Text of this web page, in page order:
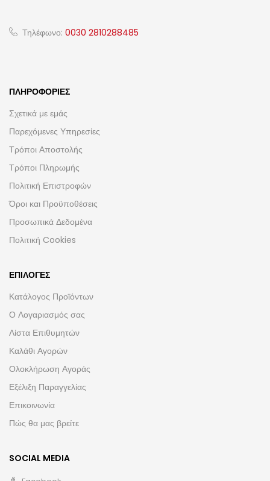
Τηλέφωνο: 0030 2810288485
ΠΛΗΡΟΦΟΡΊΕΣ
Σχετικά με εμάς
Παρεχόμενες Υπηρεσίες
Τρόποι Αποστολής
Τρόποι Πληρωμής
Πολιτική Επιστροφών
Όροι και Προϋποθέσεις
Προσωπικά Δεδομένα
Πολιτική Cookies
ΕΠΙΛΟΓΈΣ
Κατάλογος Προϊόντων
Ο Λογαριασμός σας
Λίστα Επιθυμητών
Καλάθι Αγορών
Ολοκλήρωση Αγοράς
Εξέλιξη Παραγγελίας
Επικοινωνία
Πώς θα μας βρείτε
SOCIAL MEDIA